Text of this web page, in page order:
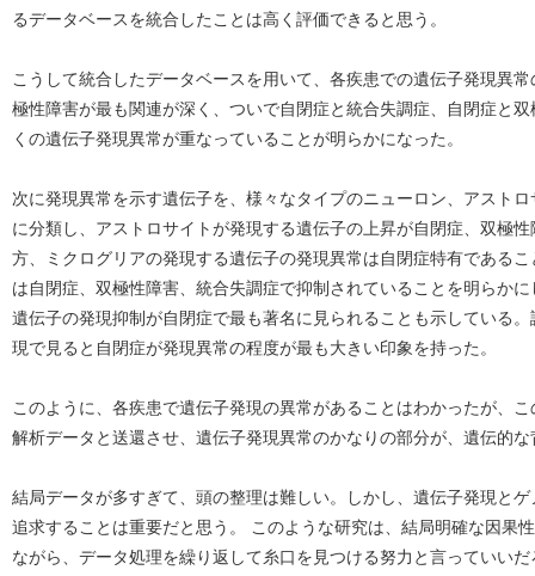
るデータベースを統合したことは高く評価できると思う。
こうして統合したデータベースを用いて、各疾患での遺伝子発現異
極性障害が最も関連が深く、ついで自閉症と統合失調症、自閉症と
くの遺伝子発現異常が重なっていることが明らかになった。
次に発現異常を示す遺伝子を、様々なタイプのニューロン、アスト
に分類し、アストロサイトが発現する遺伝子の上昇が自閉症、双極
方、ミクログリアの発現する遺伝子の発現異常は自閉症特有である
は自閉症、双極性障害、統合失調症で抑制されていることを明らか
遺伝子の発現抑制が自閉症で最も著名に見られることも示している
現で見ると自閉症が発現異常の程度が最も大きい印象を持った。
このように、各疾患で遺伝子発現の異常があることはわかったが、
解析データと送還させ、遺伝子発現異常のかなりの部分が、遺伝的
結局データが多すぎて、頭の整理は難しい。しかし、遺伝子発現と
追求することは重要だと思う。 このような研究は、結局明確な因果
ながら、データ処理を繰り返して糸口を見つける努力と言っていい